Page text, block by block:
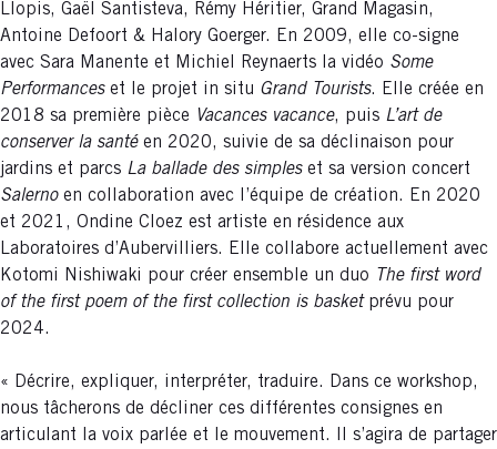
Llopis, Gaël Santisteva, Rémy Héritier, Grand Magasin,
Antoine Defoort & Halory Goerger. En 2009, elle co-signe
avec Sara Manente et Michiel Reynaerts la vidéo Some
Performanceset le projet in situ Grand Tourists. Elle créée en
2018 sa première pièce Vacances vacance, puis L’art de
conserver la santéen 2020, suivie de sa déclinaison pour
jardins et parcs La ballade des simples et sa version concert
Salernoen collaboration avec l’équipe de création. En 2020
et 2021, Ondine Cloez est artiste en résidence aux
Laboratoires d’Aubervilliers. Elle collabore actuellement avec
Kotomi Nishiwaki pour créer ensemble un duo
The first word
of the first poem of the first collection is basket prévu pour
2024.
« Décrire, expliquer, interpréter, traduire. Dans ce workshop,
nous tâcherons de décliner ces différentes consignes en
articulant la voix parlée et le mouvement. Il s’agira de partager